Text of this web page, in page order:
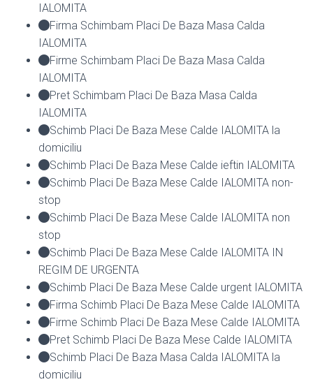
IALOMITA
Firma Schimbam Placi De Baza Masa Calda
IALOMITA
Firme Schimbam Placi De Baza Masa Calda
IALOMITA
Pret Schimbam Placi De Baza Masa Calda
IALOMITA
Schimb Placi De Baza Mese Calde IALOMITA la
domiciliu
Schimb Placi De Baza Mese Calde ieftin IALOMITA
Schimb Placi De Baza Mese Calde IALOMITA non-
stop
Schimb Placi De Baza Mese Calde IALOMITA non
stop
Schimb Placi De Baza Mese Calde IALOMITA IN
REGIM DE URGENTA
Schimb Placi De Baza Mese Calde urgent IALOMITA
Firma Schimb Placi De Baza Mese Calde IALOMITA
Firme Schimb Placi De Baza Mese Calde IALOMITA
Pret Schimb Placi De Baza Mese Calde IALOMITA
Schimb Placi De Baza Masa Calda IALOMITA la
domiciliu